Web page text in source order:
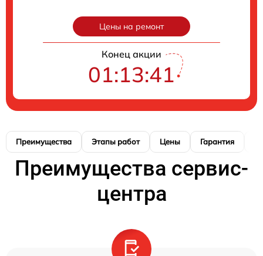
Цены на ремонт
Конец акции
01:13:40
Преимущества Этапы работ Цены Гарантия
Преимущества сервис-
центра